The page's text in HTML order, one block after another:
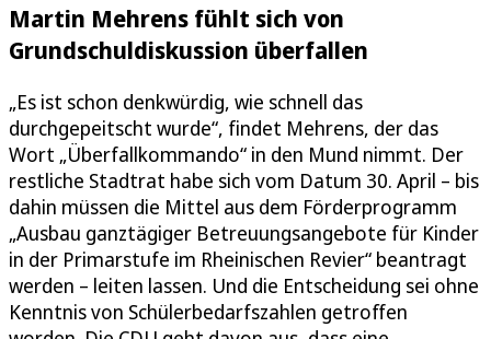
Martin Mehrens fühlt sich von
Grundschuldiskussion überfallen
„Es ist schon denkwürdig, wie schnell das
durchgepeitscht wurde“, findet Mehrens, der das
Wort „Überfallkommando“ in den Mund nimmt. Der
restliche Stadtrat habe sich vom Datum 30. April – bis
dahin müssen die Mittel aus dem Förderprogramm
„Ausbau ganztägiger Betreuungsangebote für Kinder
in der Primarstufe im Rheinischen Revier“ beantragt
werden – leiten lassen. Und die Entscheidung sei ohne
Kenntnis von Schülerbedarfszahlen getroffen